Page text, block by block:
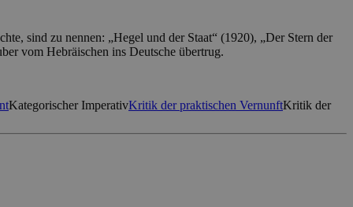
sind zu nennen: „Hegel und der Staat“ (1920), „Der Stern der
vom Hebräischen ins Deutsche übertrug.
Kategorischer ImperativKritik der praktischen VernunftKritik der